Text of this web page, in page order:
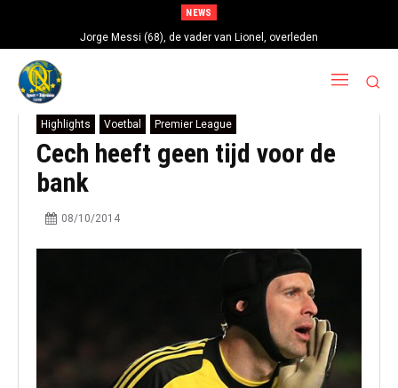
NEWS
Jorge Messi (68), de vader van Lionel, overleden
Highlights Voetbal Premier League
Cech heeft geen tijd voor de
bank
08/10/2014